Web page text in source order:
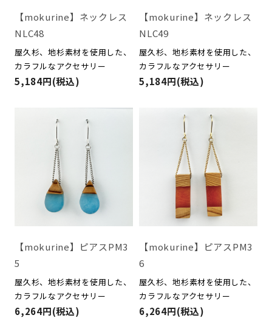
【mokurine】ネックレス
NLC48
屋久杉、地杉素材を使用した、
カラフルなアクセサリー
5,184円(税込)
【mokurine】ネックレス
NLC49
屋久杉、地杉素材を使用した、
カラフルなアクセサリー
5,184円(税込)
【mokurine】ピアスPM3
5
屋久杉、地杉素材を使用した、
カラフルなアクセサリー
6,264円(税込)
【mokurine】ピアスPM3
6
屋久杉、地杉素材を使用した、
カラフルなアクセサリー
6,264円(税込)